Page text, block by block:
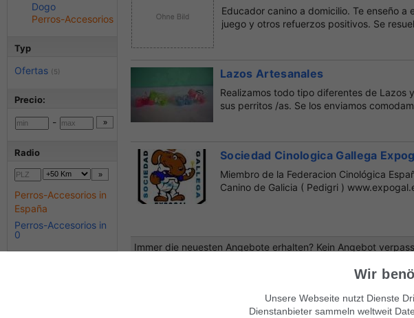
Educador canino a domicilio. Te enseño a
juego y otros refuerzos positivos. Se
Lazos Artesanales
Realizamos todo tipo diferentes de Lazos
sus perritos /as. Se los enviamos
Sociedad Cinologica Gallega
Miembro de la Federacion Cinológica
Canino de Galicia ( Pedigri )
Immer die neuesten Angebote erhalten? Kein Angebot
Dogo
Perros-Accesorios
Typ
Ofertas (5)
Precio:
-
Radio
Perros-Accesorios in
España
Perros-Accesorios in
0
Wir
Unsere Webseite nutzt Dienste
Dienstanbieter sammeln weltweit